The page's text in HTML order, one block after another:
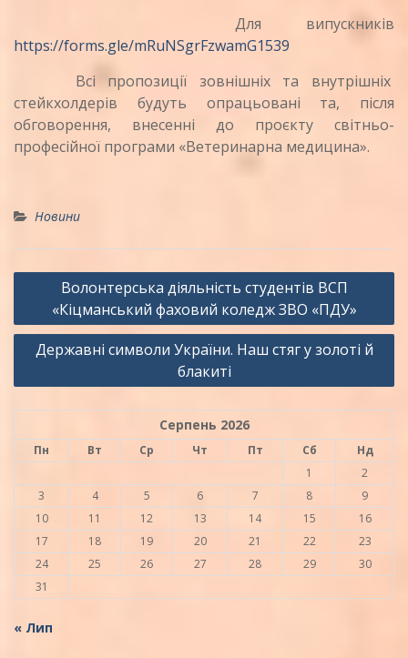
Для випускників
https://forms.gle/mRuNSgrFzwamG1539
Всі пропозиції зовнішніх та внутрішніх
стейкхолдерів будуть опрацьовані та, після
обговорення, внесенні до проєкту світньо-
професійної програми «Ветеринарна медицина».
Новини
Навігація
записів
Волонтерська діяльність студентів ВСП
«Кіцманський фаховий коледж ЗВО «ПДУ»
Державні символи України. Наш стяг у золоті й
блакиті
Серпень 2026
Пн Вт Ср Чт Пт Сб
Нд
1
2
3
4 5 6 7 8
9
10
11 12 13 14 15
16
17
18 19 20 21 22
23
24
25 26 27 28 29
30
31
« Лип